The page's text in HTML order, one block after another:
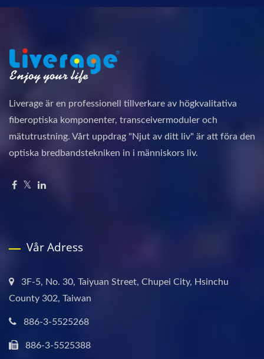
Liverage är en professionell tillverkare av högkvalitativa
fiberoptiska komponenter, transceivermoduler och
mätutrustning. Vårt uppdrag "Njut av ditt liv" är att föra den
optiska bredbandstekniken in i människors liv.
Vår Adress
3F-5, No. 30, Taiyuan Street, Chupei City, Hsinchu
County 302, Taiwan
886-3-5525268
886-3-5525388